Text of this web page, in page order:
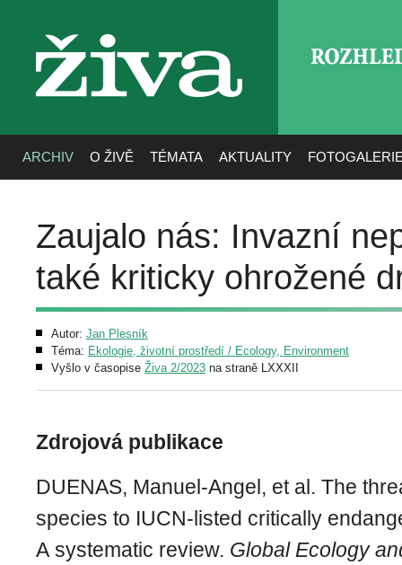
živa
ARCHIV O ŽIVĚ TÉMATA AKTUALITY
Zaujalo nás: Invazní
také kriticky ohrožené
Autor: Jan Plesník
Téma: Ekologie, životní prostředí / Ecology, Environment
Vyšlo v časopise Živa 2/2023 na straně LXXXII
Zdrojová publikace
DUENAS, Manuel-Angel, et al. The
species to IUCN-listed critically
A systematic review. Global Ecology